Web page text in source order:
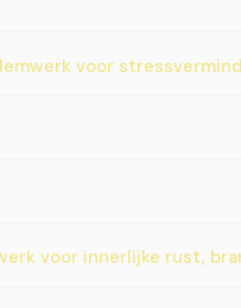
voor
voor innerlijke rust,